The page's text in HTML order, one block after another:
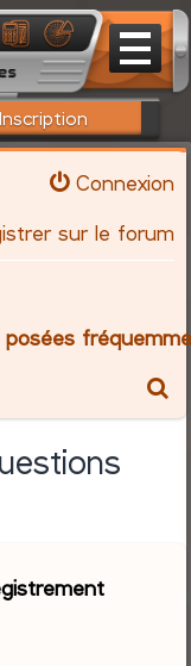
Inscription
Connexion
sur le forum
posées